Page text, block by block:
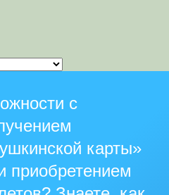
с
карты»
приобретением